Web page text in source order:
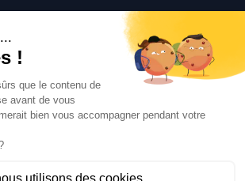
Auto, 25 Rue des Perrets, 76680
Montérolier, France
Appeler
02 78 08 55 12